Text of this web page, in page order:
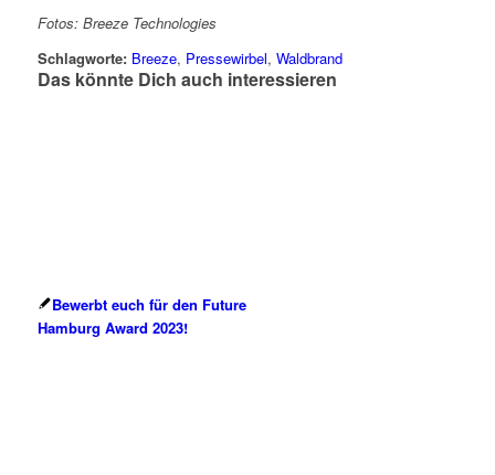
Fotos: Breeze Technologies
Schlagworte: Breeze, Pressewirbel, Waldbrand
Das könnte Dich auch interessieren
Bewerbt euch für den Future
Hamburg Award 2023!